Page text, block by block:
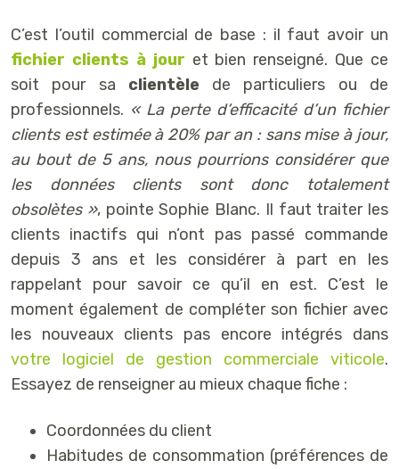
C’est l’outil commercial de base : il faut avoir un
fichier clients à jour et bien renseigné. Que ce
soit pour sa clientèle de particuliers ou de
professionnels. « La perte d’efficacité d’un fichier
clients est estimée à 20% par an : sans mise à jour,
au bout de 5 ans, nous pourrions considérer que
les données clients sont donc totalement
obsolètes », pointe Sophie Blanc. Il faut traiter les
clients inactifs qui n’ont pas passé commande
depuis 3 ans et les considérer à part en les
rappelant pour savoir ce qu’il en est. C’est le
moment également de compléter son fichier avec
les nouveaux clients pas encore intégrés dans
votre logiciel de gestion commerciale viticole.
Essayez de renseigner au mieux chaque fiche :
Coordonnées du client
Habitudes de consommation (préférences de